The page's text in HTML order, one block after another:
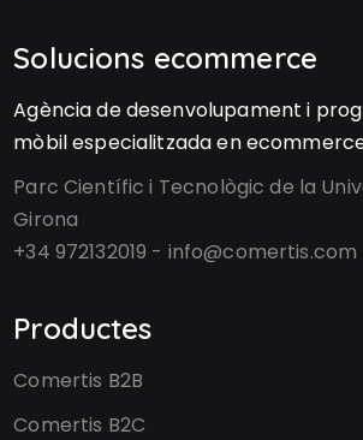
Solucions ecommerce
Agència de desenvolupament i
mòbil especialitzada en
Parc Científic i Tecnològic de la
Girona
+34 972132019 - info@comertis.com
Productes
Comertis B2B
Comertis B2C